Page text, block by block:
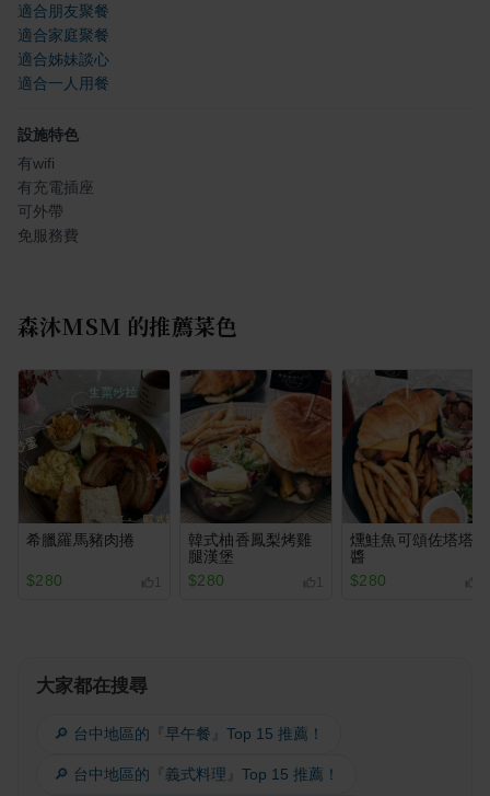
適合朋友聚餐
適合家庭聚餐
適合姊妹談心
適合一人用餐
設施特色
有wifi
有充電插座
可外帶
免服務費
森沐MSM 的推薦菜色
希臘羅馬豬肉捲
$280 1
韓式柚香鳳梨烤雞
腿漢堡
$280
1
燻鮭魚可頌佐塔塔
醬
$280
大家都在搜尋
🔎 台中地區的『早午餐』Top 15 推薦！
🔎 台中地區的『義式料理』Top 15 推薦！